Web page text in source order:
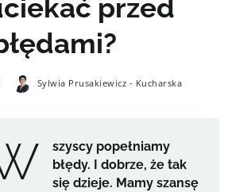
przed
Sylwia Prusakiewicz - Kucharska
szyscy popełniamy
błędy. I dobrze, że tak
się dzieje. Mamy szansę